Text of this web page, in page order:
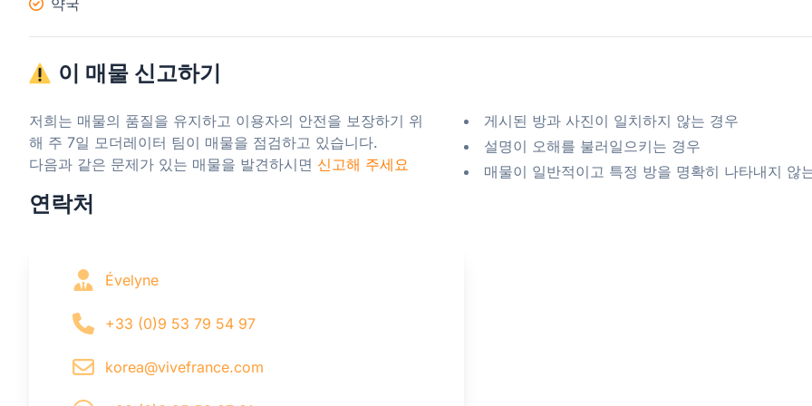
약국
이 매물 신고하기
저희는 매물의 품질을 유지하고 이용자의 안전을 보장하기 위
해 주 7일 모더레이터 팀이 매물을 점검하고 있습니다.
다음과 같은 문제가 있는 매물을 발견하시면 신고해 주세요
게시된 방과 사진이 일치하지 않는 경우
설명이 오해를 불러일으키는 경우
매물이 일반적이고 특정 방을 명확히 나타내지 않
연락처
Évelyne
+33 (0)9 53 79 54 97
korea@vivefrance.com